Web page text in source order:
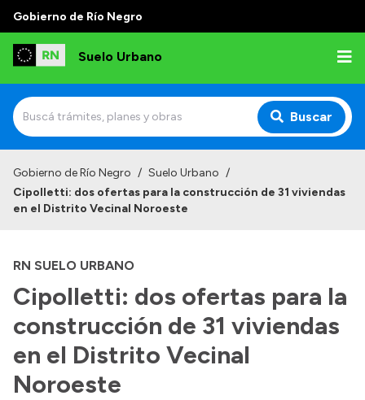
Gobierno de Río Negro
Suelo Urbano
Buscar
Gobierno de Río Negro / Suelo Urbano /
Cipolletti: dos ofertas para la construcción de 31 viviendas
en el Distrito Vecinal Noroeste
RN SUELO URBANO
Cipolletti: dos ofertas para la
construcción de 31 viviendas
en el Distrito Vecinal
Noroeste